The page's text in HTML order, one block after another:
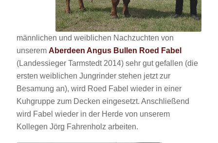
männlichen und weiblichen Nachzuchten von
unserem Aberdeen Angus Bullen Roed Fabel
(Landessieger Tarmstedt 2014) sehr gut gefallen (die
ersten weiblichen Jungrinder stehen jetzt zur
Besamung an), wird Roed Fabel wieder in einer
Kuhgruppe zum Decken eingesetzt. Anschließend
wird Fabel wieder in der Herde von unserem
Kollegen Jörg Fahrenholz arbeiten.